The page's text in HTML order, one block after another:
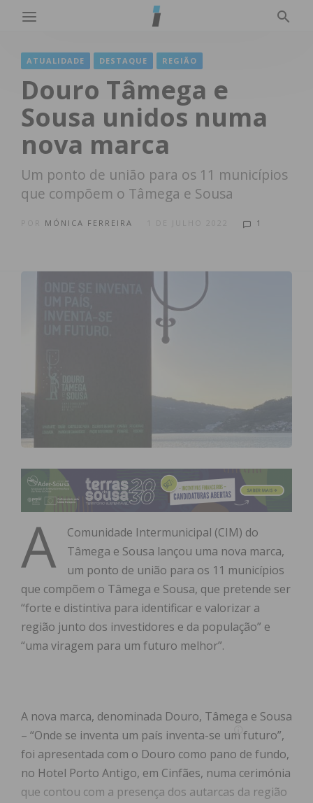
ATUALIDADE DESTAQUE REGIÃO
Douro Tâmega e
Sousa unidos numa
nova marca
Um ponto de união para os 11 municípios
que compõem o Tâmega e Sousa
MÓNICA FERREIRA 1
A
Comunidade Intermunicipal (CIM) do
Tâmega e Sousa lançou uma nova marca,
um ponto de união para os 11 municípios
que compõem o Tâmega e Sousa, que pretende ser
“forte e distintiva para identificar e valorizar a
região junto dos investidores e da população” e
“uma viragem para um futuro melhor”.
A nova marca, denominada Douro, Tâmega e Sousa
– “Onde se inventa um país inventa-se um futuro”,
foi apresentada com o Douro como pano de fundo,
no Hotel Porto Antigo, em Cinfães, numa cerimónia
que contou com a presença dos autarcas da região